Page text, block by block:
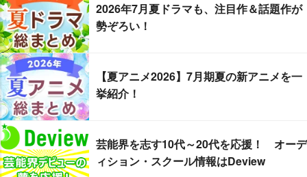
2026年7月夏ドラマも、注目作＆話題作が
勢ぞろい！
【夏アニメ2026】7月期夏の新アニメを一
挙紹介！
芸能界を志す10代～20代を応援！ オーデ
ィション・スクール情報はDeview